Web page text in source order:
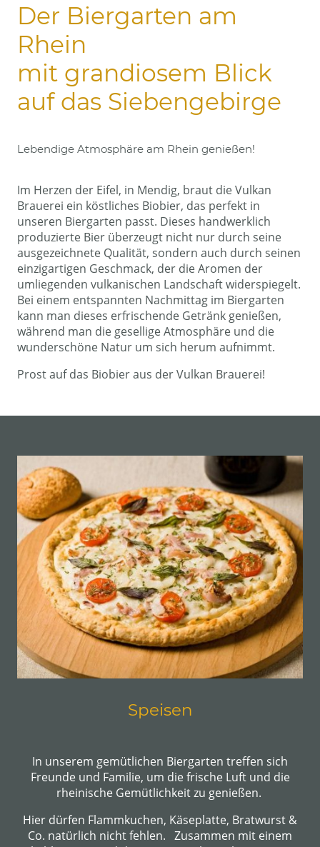
Der Biergarten am
Rhein
mit grandiosem Blick
auf das Siebengebirge
Lebendige Atmosphäre am Rhein genießen!
Im Herzen der Eifel, in Mendig, braut die Vulkan
Brauerei ein köstliches Biobier, das perfekt in
unseren Biergarten passt. Dieses handwerklich
produzierte Bier überzeugt nicht nur durch seine
ausgezeichnete Qualität, sondern auch durch seinen
einzigartigen Geschmack, der die Aromen der
umliegenden vulkanischen Landschaft widerspiegelt.
Bei einem entspannten Nachmittag im Biergarten
kann man dieses erfrischende Getränk genießen,
während man die gesellige Atmosphäre und die
wunderschöne Natur um sich herum aufnimmt.
Prost auf das Biobier aus der Vulkan Brauerei!
Speisen
In unserem gemütlichen Biergarten treffen sich
Freunde und Familie, um die frische Luft und die
rheinische Gemütlichkeit zu genießen.
Hier dürfen Flammkuchen, Käseplatte, Bratwurst &
Co. natürlich nicht fehlen. Zusammen mit einem